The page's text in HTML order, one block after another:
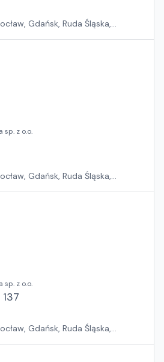
Gdańsk, Ruda Śląska,
sp. z o.o.
Gdańsk, Ruda Śląska,
sp. z o.o.
Gdańsk, Ruda Śląska,